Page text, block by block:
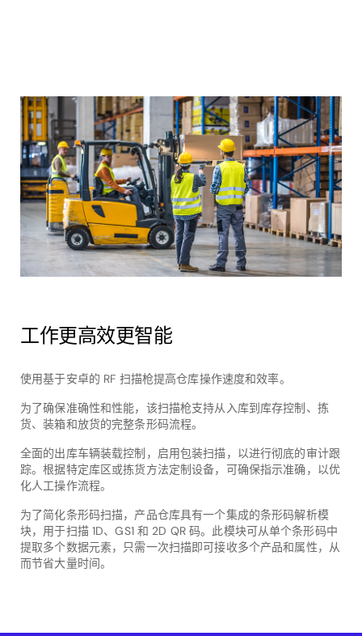
工作更高效更智能
使用基于安卓的 RF 扫描枪提高仓库操作速度和效率。
为了确保准确性和性能，该扫描枪支持从入库到库存控制、拣
货、装箱和放货的完整条形码流程。
全面的出库车辆装载控制，启用包装扫描，以进行彻底的审计跟
踪。根据特定库区或拣货方法定制设备，可确保指示准确，以优
化人工操作流程。
为了简化条形码扫描，产品仓库具有一个集成的条形码解析模
块，用于扫描 1D、GS1 和 2D QR 码。此模块可从单个条形码中
提取多个数据元素，只需一次扫描即可接收多个产品和属性，从
而节省大量时间。